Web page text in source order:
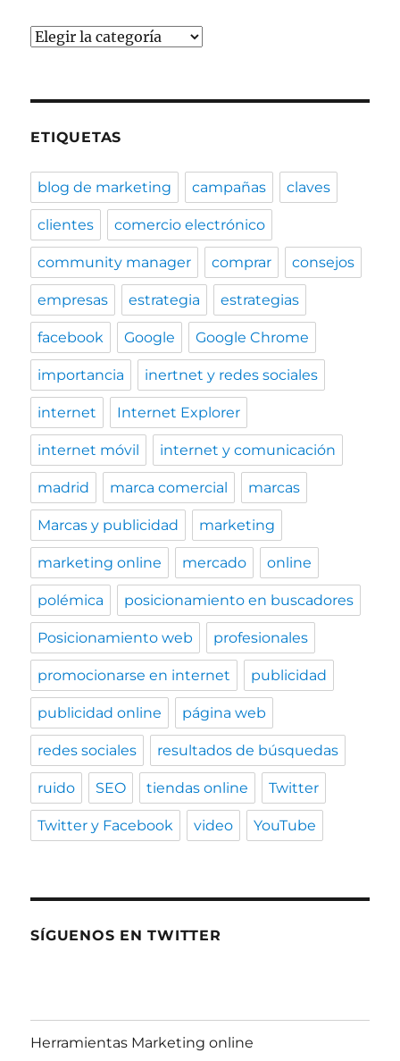
Categorías
ETIQUETAS
blog de marketing campañas claves
clientes comercio electrónico
community manager comprar consejos
empresas estrategia estrategias
facebook Google Google Chrome
importancia inertnet y redes sociales
internet Internet Explorer
internet móvil internet y comunicación
madrid marca comercial marcas
Marcas y publicidad marketing
marketing online mercado online
polémica posicionamiento en buscadores
Posicionamiento web profesionales
promocionarse en internet publicidad
publicidad online página web
redes sociales resultados de búsquedas
ruido SEO tiendas online Twitter
Twitter y Facebook video YouTube
SÍGUENOS EN TWITTER
Herramientas Marketing online